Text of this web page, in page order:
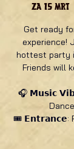
za 15 mrt
Get ready
experience!
hottest party
Friends will
🎧 𝗠𝘂𝘀𝗶𝗰
🎟️ 𝗘𝗻𝘁𝗿𝗮𝗻𝗰𝗲: